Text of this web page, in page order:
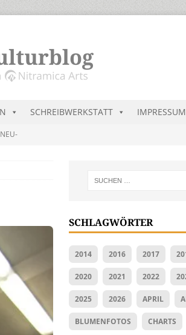
SCHREIBWERKSTATT IMPRESSUM
NEU-
SCHLAGWÖRTER
2014 2016 2017
2020 2021 2022
2025 2026 APRIL
BLUMENFOTOS CHARTS